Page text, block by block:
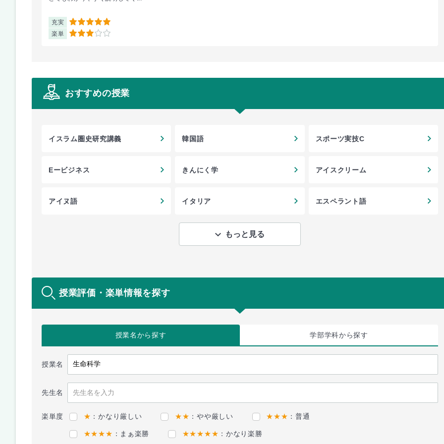
充実 5
楽単 3
おすすめの授業
イスラム圏史研究講義 韓国語 スポーツ実技C
Eービジネス きんにく学 アイスクリーム
アイヌ語 イタリア エスペラント語
もっと見る
授業評価・楽単情報を探す
授業名から探す 学部学科から探す
授業名
先生名
楽単度 ★ ：かなり厳しい ★★ ：やや厳しい ★★★ ：普通
★★★★ ：まぁ楽勝 ★★★★★ ：かなり楽勝